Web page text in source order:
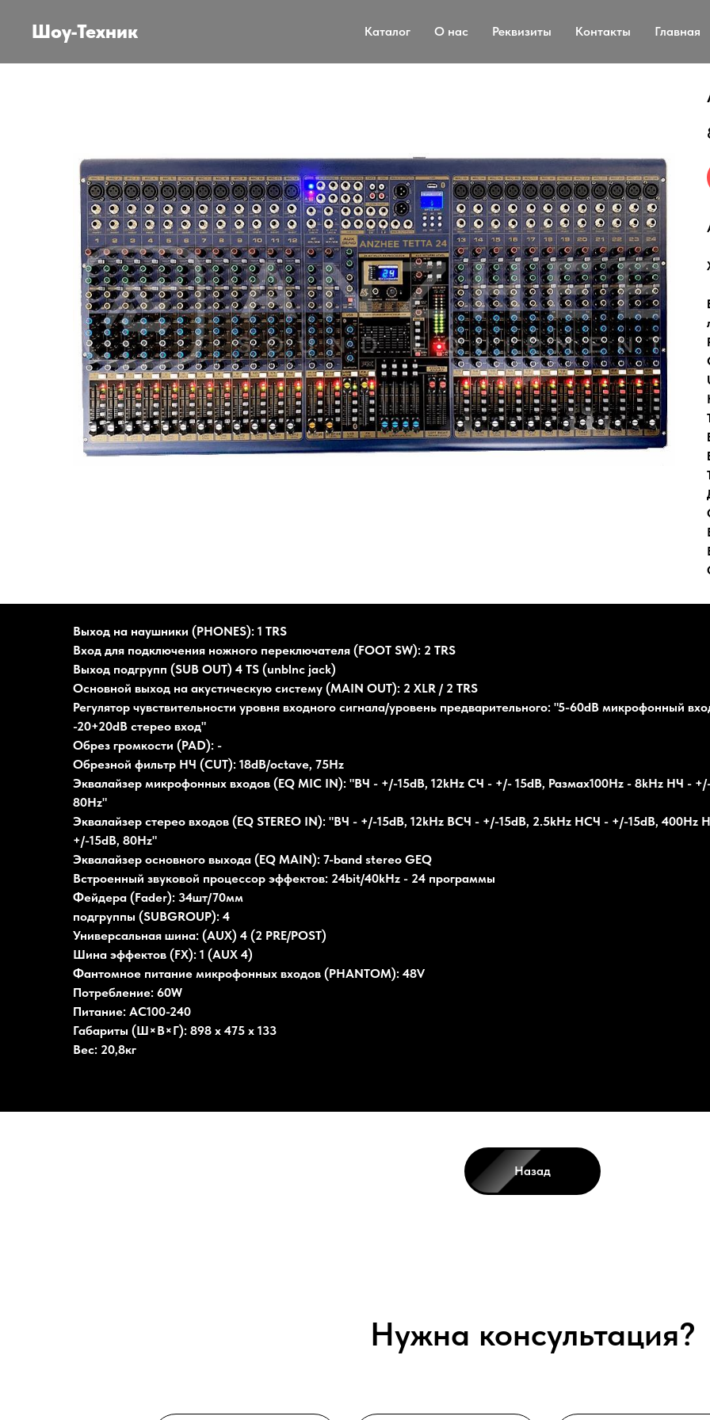
Шоу-Техник Каталог О нас Реквизиты Контакты Главная
Выход на наушники (PHONES): 1 TRS
Вход для подключения ножного переключателя (FOOT SW): 2 TRS
Выход подгрупп (SUB OUT) 4 TS (unblnc jack)
Основной выход на акустическую систему (MAIN OUT): 2 XLR / 2 TRS
Регулятор чувствительности уровня входного сигнала/уровень предварительного: "5-60dB микрофонный
-20+20dB стерео вход"
Обрез громкости (PAD): -
Обрезной фильтр НЧ (CUT): 18dB/octave, 75Hz
Эквалайзер микрофонных входов (EQ MIC IN): "ВЧ - +/-15dB, 12kHz СЧ - +/- 15dB, Размах100Hz - 8kHz НЧ -
80Hz"
Эквалайзер стерео входов (EQ STEREO IN): "ВЧ - +/-15dB, 12kHz ВСЧ - +/-15dB, 2.5kHz НСЧ - +/-15dB, 400Hz
+/-15dB, 80Hz"
Эквалайзер основного выхода (EQ MAIN): 7-band stereo GEQ
Встроенный звуковой процессор эффектов: 24bit/40kHz - 24 программы
Фейдера (Fader): 34шт/70мм
подгруппы (SUBGROUP): 4
Универсальная шина: (AUX) 4 (2 PRE/POST)
Шина эффектов (FX): 1 (AUX 4)
Фантомное питание микрофонных входов (PHANTOM): 48V
Потребление: 60W
Питание: АС100-240
Габариты (Ш×В×Г): 898 х 475 х 133
Вес: 20,8кг
Назад
Нужна консультация?